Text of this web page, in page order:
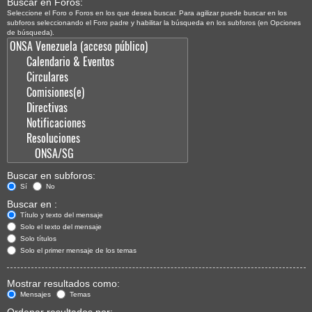
Seleccione el Foro o Foros en los que desea buscar. Para agilizar puede buscar en los
subforos seleccionando el Foro padre y habilitar la búsqueda en los subforos (en Opciones
de búsqueda).
Buscar en subforos:
Sí No
Buscar en :
Título y texto del mensaje
Solo el texto del mensaje
Solo títulos
Solo el primer mensaje de los temas
Mostrar resultados como:
Mensajes Temas